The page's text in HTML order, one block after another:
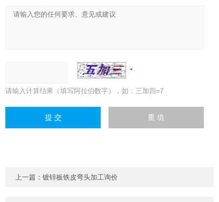
请输入计算结果（填写阿拉伯数字），如：三加四=7
上一篇：镀锌板铁皮弯头加工询价